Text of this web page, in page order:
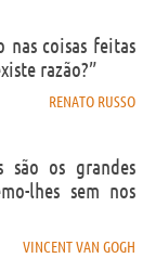
nas coisas feitas
razão?”
RENATO RUSSO
são os grandes
lhes sem nos
VINCENT VAN GOGH